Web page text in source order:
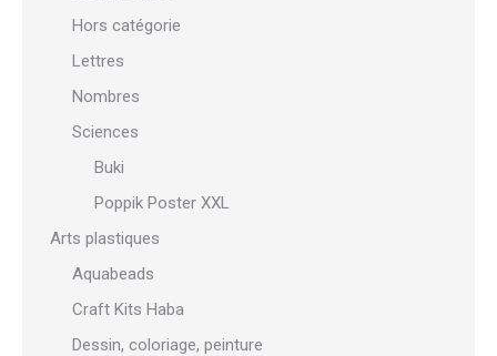
Hors catégorie
Lettres
Nombres
Sciences
Buki
Poppik Poster XXL
Arts plastiques
Aquabeads
Craft Kits Haba
Dessin, coloriage, peinture